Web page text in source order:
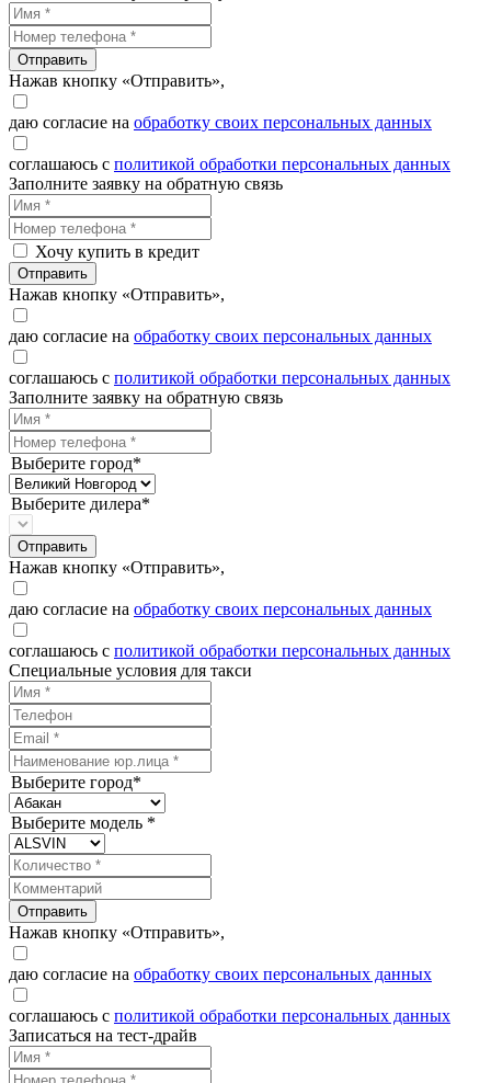
Отправить
Нажав кнопку «Отправить»,
даю согласие на обработку своих персональных данных
соглашаюсь с политикой обработки персональных данных
Заполните заявку на обратную связь
Хочу купить в кредит
Отправить
Нажав кнопку «Отправить»,
даю согласие на обработку своих персональных данных
соглашаюсь с политикой обработки персональных данных
Заполните заявку на обратную связь
Выберите город*
Выберите дилера*
Отправить
Нажав кнопку «Отправить»,
даю согласие на обработку своих персональных данных
соглашаюсь с политикой обработки персональных данных
Специальные условия для такси
Выберите город*
Выберите модель *
Отправить
Нажав кнопку «Отправить»,
даю согласие на обработку своих персональных данных
соглашаюсь с политикой обработки персональных данных
Записаться на тест-драйв